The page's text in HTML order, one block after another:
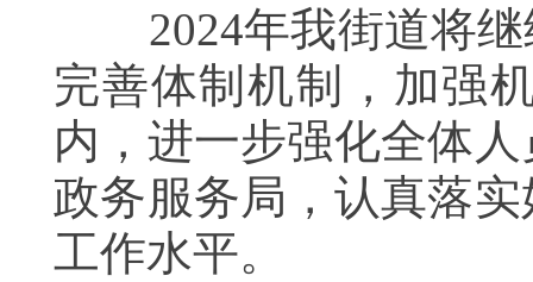
2024年我街道将继
完善体制机制，加强
内，进一步强化全体
政务服务局，认真落
工作水平。